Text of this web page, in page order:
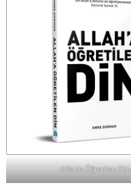
Allah'a Öğretilen Din